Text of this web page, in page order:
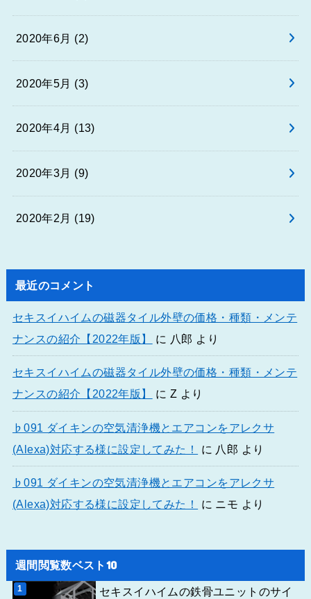
2020年6月 (2)
2020年5月 (3)
2020年4月 (13)
2020年3月 (9)
2020年2月 (19)
最近のコメント
セキスイハイムの磁器タイル外壁の価格・種類・メンテ
ナンスの紹介【2022年版】
に 八郎 より
セキスイハイムの磁器タイル外壁の価格・種類・メンテ
ナンスの紹介【2022年版】
に Z より
♭091 ダイキンの空気清浄機とエアコンをアレクサ
(Alexa)対応する様に設定してみた！
に 八郎 より
♭091 ダイキンの空気清浄機とエアコンをアレクサ
(Alexa)対応する様に設定してみた！
に ニモ より
週間閲覧数ベスト10
セキスイハイムの鉄骨ユニットのサイ